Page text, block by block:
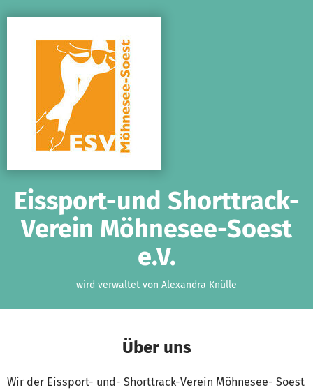
Eissport-und Shorttrack-
Verein Möhnesee-Soest
e.V.
wird verwaltet von Alexandra Knülle
Über uns
Wir der Eissport- und- Shorttrack-Verein Möhnesee- Soest